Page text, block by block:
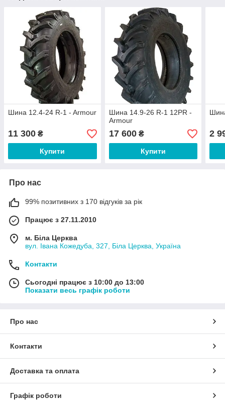
Шина 12.4-24 R-1 - Armour
11 300 ₴
Купити
Шина 14.9-26 R-1 12PR -
Armour
17 600₴
Купити
2
Про нас
99% позитивних з 170 відгуків за рік
Працює з 27.11.2010
м. Біла Церква
вул. Івана Кожедуба, 327, Біла Церква, Україна
Контакти
Сьогодні працює з 10:00 до 13:00
Показати весь графік роботи
Про нас
Контакти
Доставка та оплата
Графік роботи